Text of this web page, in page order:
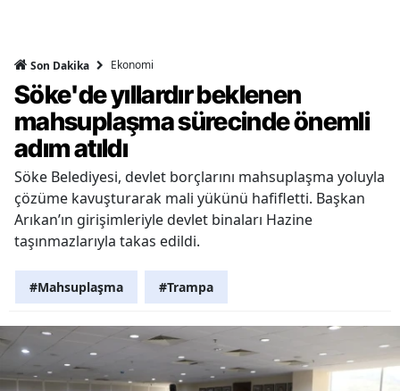
Son Dakika Ekonomi
Söke'de yıllardır beklenen
mahsuplaşma sürecinde önemli
adım atıldı
Söke Belediyesi, devlet borçlarını mahsuplaşma yoluyla
çözüme kavuşturarak mali yükünü hafifletti. Başkan
Arıkan’ın girişimleriyle devlet binaları Hazine
taşınmazlarıyla takas edildi.
#Mahsuplaşma #Trampa